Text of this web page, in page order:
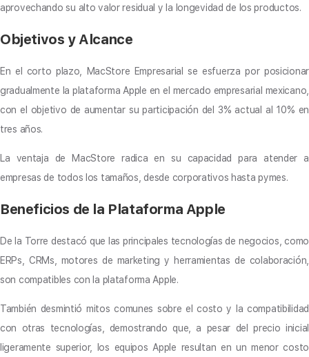
aprovechando su alto valor residual y la longevidad de los productos.
Objetivos y Alcance
En el corto plazo, MacStore Empresarial se esfuerza por posicionar
gradualmente la plataforma Apple en el mercado empresarial mexicano,
con el objetivo de aumentar su participación del 3% actual al 10% en
tres años.
La ventaja de MacStore radica en su capacidad para atender a
empresas de todos los tamaños, desde corporativos hasta pymes.
Beneficios de la Plataforma Apple
De la Torre destacó que las principales tecnologías de negocios, como
ERPs, CRMs, motores de marketing y herramientas de colaboración,
son compatibles con la plataforma Apple.
También desmintió mitos comunes sobre el costo y la compatibilidad
con otras tecnologías, demostrando que, a pesar del precio inicial
ligeramente superior, los equipos Apple resultan en un menor costo